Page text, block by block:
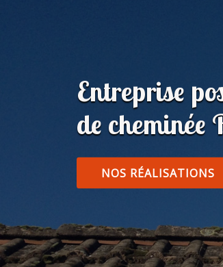
Entreprise
de
NOS RÉALISATIONS